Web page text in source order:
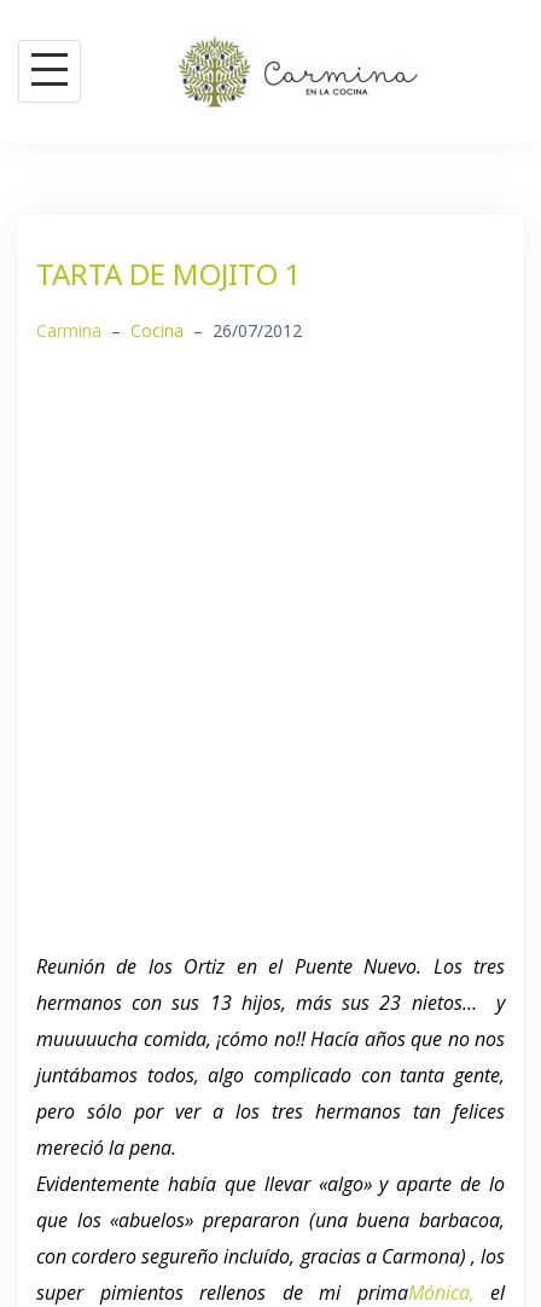
contenido
TARTA DE MOJITO 1
Carmina – Cocina – 26/07/2012
Reunión de los Ortiz en el Puente Nuevo. Los tres
hermanos con sus 13 hijos, más sus 23 nietos… y
muuuuucha comida, ¡cómo no!! Hacía años que no nos
juntábamos todos, algo complicado con tanta gente,
pero sólo por ver a los tres hermanos tan felices
mereció la pena.
Evidentemente había que llevar «algo» y aparte de lo
que los «abuelos» prepararon (una buena barbacoa,
con cordero segureño incluído, gracias a Carmona) , los
super pimientos rellenos de mi primaMónica, el